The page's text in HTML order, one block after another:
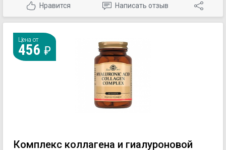
Нравится Написать отзыв
Цена от
456
Комплекс коллагена и гиалуроновой